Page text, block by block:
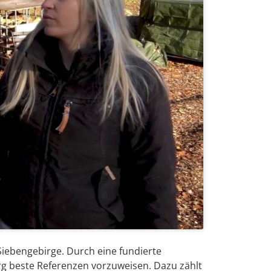
Durch eine fundierte
Referenzen vorzuweisen. Dazu zählt